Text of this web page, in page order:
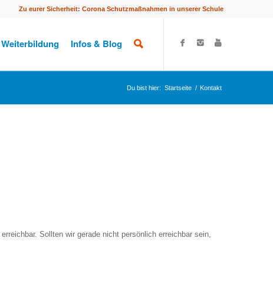
Zu eurer Sicherheit: Corona Schutzmaßnahmen in unserer Schule
Weiterbildung Infos & Blog
Du bist hier: Startseite / Kontakt
erreichbar. Sollten wir gerade nicht persönlich erreichbar sein,